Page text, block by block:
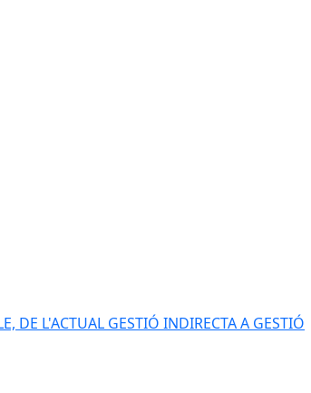
DE L'ACTUAL GESTIÓ INDIRECTA A GESTIÓ